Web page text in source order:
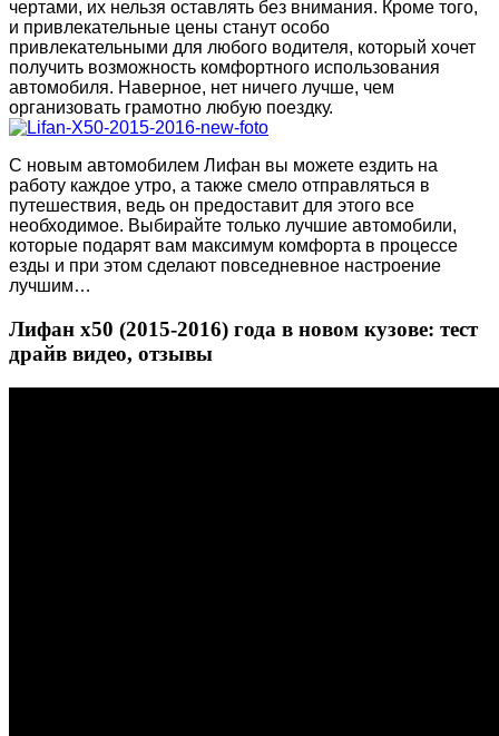
чертами, их нельзя оставлять без внимания. Кроме того,
и привлекательные цены станут особо
привлекательными для любого водителя, который хочет
получить возможность комфортного использования
автомобиля. Наверное, нет ничего лучше, чем
организовать грамотно любую поездку.
С новым автомобилем Лифан вы можете ездить на
работу каждое утро, а также смело отправляться в
путешествия, ведь он предоставит для этого все
необходимое. Выбирайте только лучшие автомобили,
которые подарят вам максимум комфорта в процессе
езды и при этом сделают повседневное настроение
лучшим…
Лифан х50 (2015-2016) года в новом кузове: тест
драйв видео, отзывы